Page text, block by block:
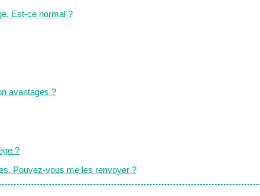
Est-ce normal ?
avantages ?
?
Pouvez-vous me les renvoyer ?